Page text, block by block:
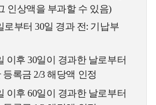
인상액을 부과할 수 있음)
부터 30일 경과 전: 기납부
이후 30일이 경과한 날로부터
록금 2/3 해당액 인정
이후 60일이 경과한 날로부터